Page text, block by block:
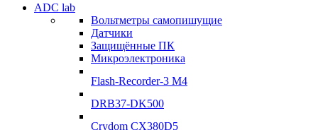
УЛ-04 УЛ-06
Подробнее
УЛ-04 УЛ-06
Подробнее
ADC lab
Вольтметры самопишущие
Датчики
Защищённые ПК
Микроэлектроника
Flash-Recorder-3 М4
DRB37-DK500
Crydom CX380D5